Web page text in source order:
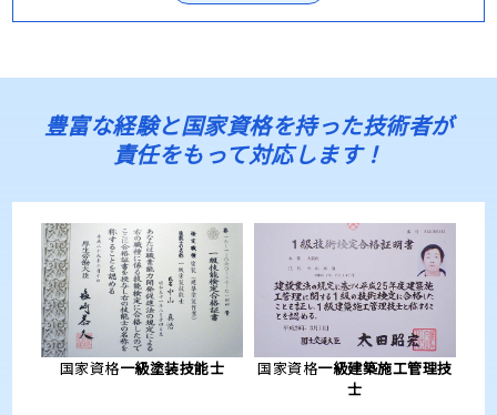
豊富な経験と国家資格を持った技術者が
責任をもって対応します！
国家資格一級塗装技能士 国家資格一級建築施工管理技
士